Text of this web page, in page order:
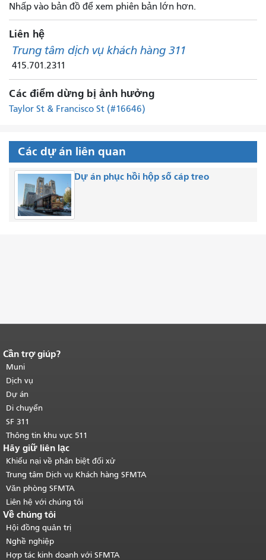
Nhấp vào bản đồ để xem phiên bản lớn hơn.
Liên hệ
Trung tâm dịch vụ khách hàng 311
415.701.2311
Các điểm dừng bị ảnh hưởng
Taylor St & Francisco St (#16646)
Các dự án liên quan
Dự án phục hồi hộp số cáp treo
Kết thúc nội dung trang.
của trang này được lặp lại trên mọi
trang.Quay lại đầu trang nội dung
chính.
Cần trợ giúp?
Muni
Dịch vụ
Dự án
Di chuyển
SF 311
Thông tin khu vực 511
Hãy giữ liên lạc
Khiếu nại về phân biệt đối xử
Trung tâm Dịch vụ Khách hàng SFMTA
Văn phòng SFMTA
Liên hệ với chúng tôi
Về chúng tôi
Hội đồng quản trị
Nghề nghiệp
Hợp tác kinh doanh với SFMTA